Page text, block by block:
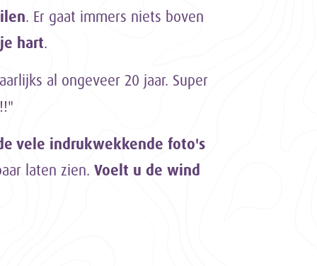
. Er gaat immers niets boven
hart.
al ongeveer 20 jaar. Super
vele indrukwekkende foto's
laten zien.Voelt u de wind